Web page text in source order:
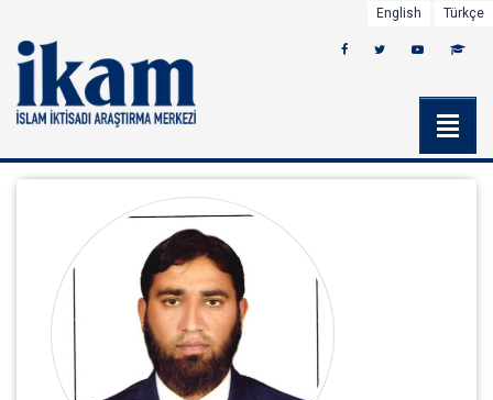
English Türkçe